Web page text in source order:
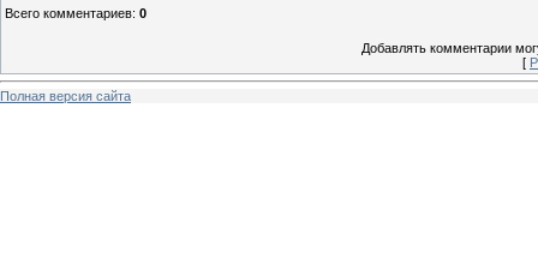
Всего комментариев: 0
Добавлять комментарии
[
Полная версия сайта